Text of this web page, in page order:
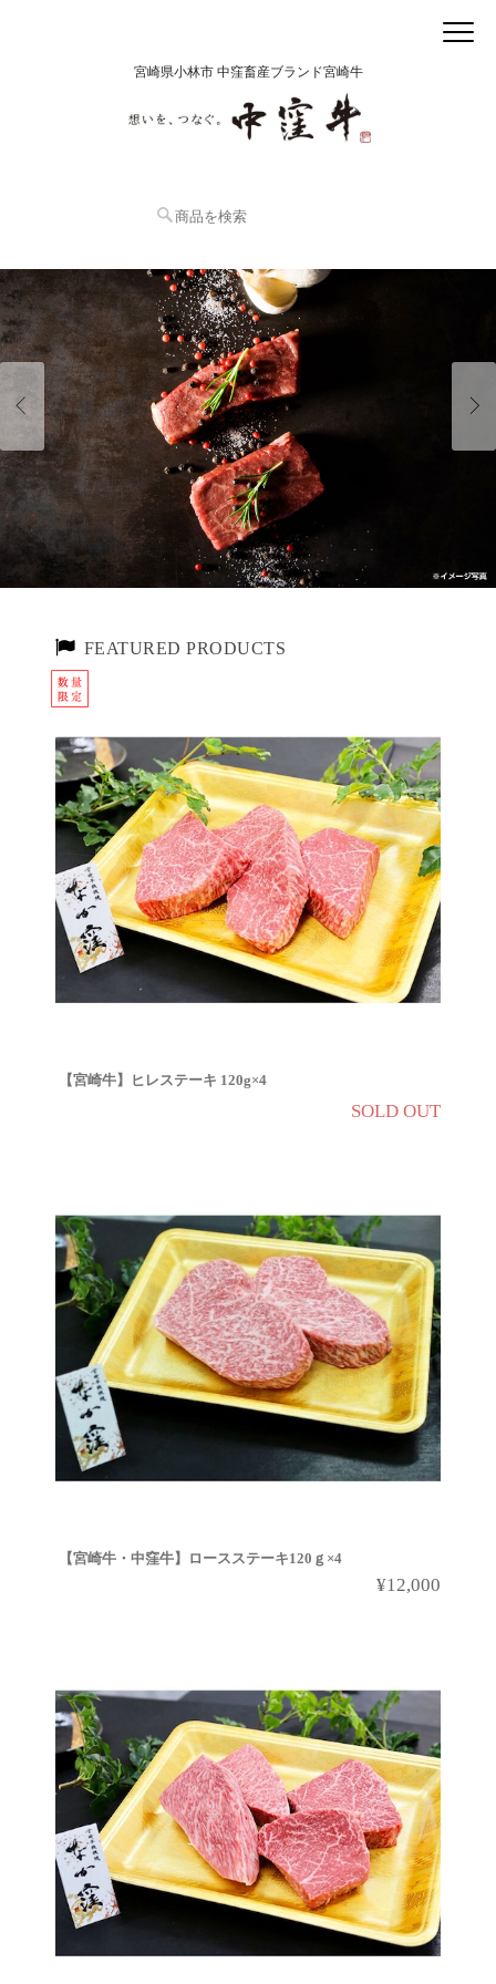
宮崎県小林市 中窪畜産ブランド宮崎牛
FEATURED PRODUCTS
【宮崎牛】ヒレステーキ 120g×4
SOLD OUT
【宮崎牛・中窪牛】ロースステーキ120ｇ×4
¥12,000